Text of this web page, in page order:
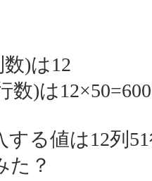
)は12
数)は
する値は12列
た？